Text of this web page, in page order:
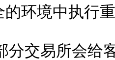
环境中执行
分交易所会